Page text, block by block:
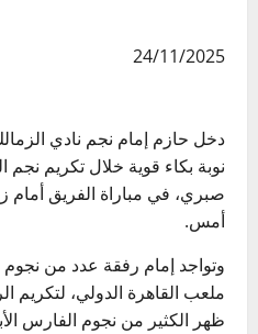
24/11/2025
دخل حازم إمام نجم نادي
نوبة بكاء قوية خلال تكريم
صبري، في مباراة الفريق أمام
أمس.
وتواجد إمام رفقة عدد من
ملعب القاهرة الدولي،
ظهر الكثير من نجوم الفارس